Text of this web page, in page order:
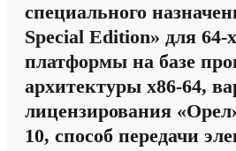
специального
Special Edition» для 64-
платформы на базе
архитектуры х86-64,
лицензирования
10, способ передачи